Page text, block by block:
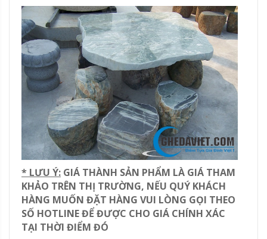
* LƯU Ý: GIÁ THÀNH SẢN PHẨM LÀ GIÁ THAM
KHẢO TRÊN THỊ TRƯỜNG, NẾU QUÝ KHÁCH
HÀNG MUỐN ĐẶT HÀNG VUI LÒNG GỌI THEO
SỐ HOTLINE ĐỂ ĐƯỢC CHO GIÁ CHÍNH XÁC
TẠI THỜI ĐIỂM ĐÓ